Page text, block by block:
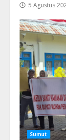
5 Agustus
Sumut